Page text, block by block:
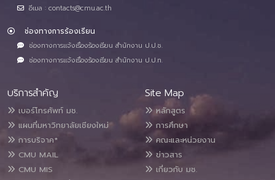
อีเมล : contacts@cmu.ac.th
ช่องทางการร้องเรียน
ช่องทางการแจ้งเรื่องร้องเรียน สำนักงาน ป.ป.ช.
ช่องทางการแจ้งเรื่องร้องเรียน สำนักงาน ป.ป.ท.
บริการสำคัญ
เบอร์โทรศัพท์ มช.
แผนที่มหาวิทยาลัยเชียงใหม่
การบริจาค*
CMU MAIL
CMU MIS
Site Map
หลักสูตร
การศึกษา
คณะและหน่วยงาน
ข่าวสาร
เกี่ยวกับ มช.